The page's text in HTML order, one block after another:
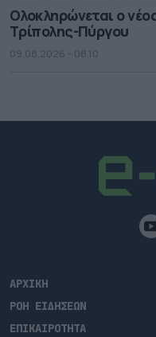
Ολοκληρώνεται ο
Τρίπολης-Πύργου
09.08.2026 - 08.10
ΑΡΧΙΚΗ
ΡΟΗ ΕΙΔΗΣΕΩΝ
ΕΠΙΚΑΙΡΟΤΗΤΑ